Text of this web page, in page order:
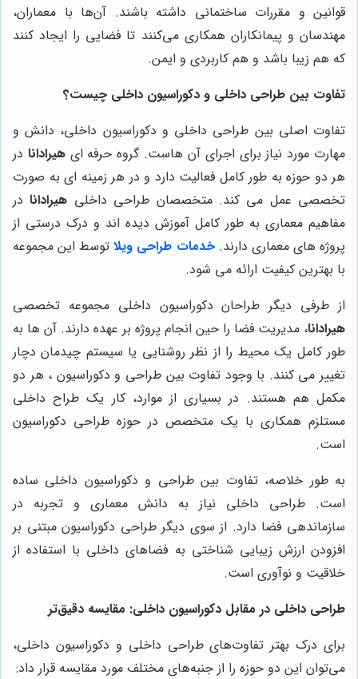
قوانین و مقررات ساختمانی داشته باشند. آن‌ها با معماران،
مهندسان و پیمانکاران همکاری می‌کنند تا فضایی را ایجاد کنند
که هم زیبا باشد و هم کاربردی و ایمن.
تفاوت بین طراحی داخلی و دکوراسیون داخلی چیست؟
تفاوت اصلی بین طراحی داخلی و دکوراسیون داخلی، دانش و
مهارت مورد نیاز برای اجرای آن هاست. گروه حرفه ایهیرادانا در
هر دو حوزه به طور کامل فعالیت دارد و در هر زمینه ای به صورت
تخصصی عمل می کند. متخصصان طراحی داخلی هیرادانادر
مفاهیم معماری به طور کامل آموزش دیده اند و درک درستی از
پروژه های معماری دارند.خدمات طراحی ویلاتوسط این مجموعه
با بهترین کیفیت ارائه می شود.
از طرفی دیگر طراحان دکوراسیون داخلی مجموعه تخصصی
هیرادانا، مدیریت فضا را حین انجام پروژه بر عهده دارند. آن ها به
طور کامل یک محیط را از نظر روشنایی یا سیستم چیدمان دچار
تغییر می کنند. با وجود تفاوت بین طراحی و دکوراسیون ، هر دو
مکمل هم هستند. در بسیاری از موارد، کار یک طراح داخلی
مستلزم همکاری با یک متخصص در حوزه طراحی دکوراسیون
است.
به طور خلاصه، تفاوت بین طراحی و دکوراسیون داخلی ساده
است. طراحی داخلی نیاز به دانش معماری و تجربه در
سازماندهی فضا دارد. از سوی دیگر طراحی دکوراسیون مبتنی بر
افزودن ارزش زیبایی شناختی به فضاهای داخلی با استفاده از
خلاقیت و نوآوری است.
طراحی داخلی در مقابل دکوراسیون داخلی: مقایسه دقیق‌تر
برای درک بهتر تفاوت‌های طراحی داخلی و دکوراسیون داخلی،
می‌توان این دو حوزه را از جنبه‌های مختلف مورد مقایسه قرار داد: